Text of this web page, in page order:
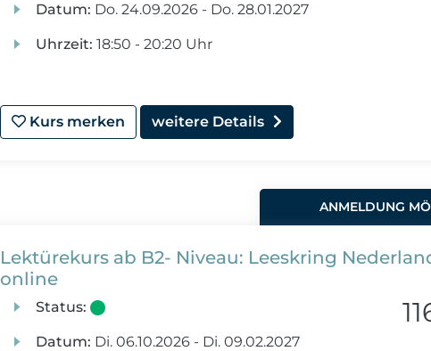
Datum: Do.24.09.2026 - Do.28.01.2027
Uhrzeit: 18:50 - 20:20 Uhr
Kurs merken weitere Details
ANMELDUNG
Lektürekurs ab B2- Niveau: Leeskring
online
Status:
Datum: Di.06.10.2026 - Di.09.02.2027